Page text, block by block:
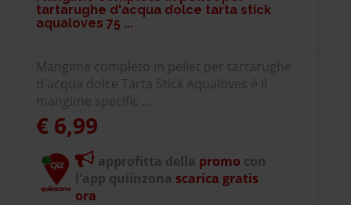
tartarughe d'acqua dolce tarta stick
aqualoves 75 ...
Mangime completo in pellet per tartarughe
d'acqua dolce Tarta Stick Aqualoves è il
mangime specific ...
€ 6,99
approfitta della promo con
l'app quiinzona scarica gratis
ora